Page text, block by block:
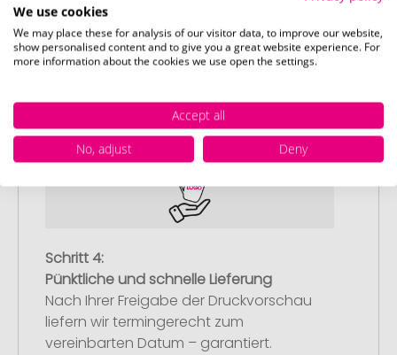
Schritt 3:
Artikelvorschau und Freigabe
Sie erhalten von uns eine kostenlose
Sie diese freigeben, starten wir
umgehend mit der Produktion.
Schritt 4:
Pünktliche und schnelle Lieferung
Nach Ihrer Freigabe der Druckvorschau
liefern wir termingerecht zum
vereinbarten Datum – garantiert.
We use cookies
We may place these for analysis of our visitor data, to improve our website,
show personalised content and to give you a great website experience. For
more information about the cookies we use open the settings.
Accept all
No, adjust
Deny